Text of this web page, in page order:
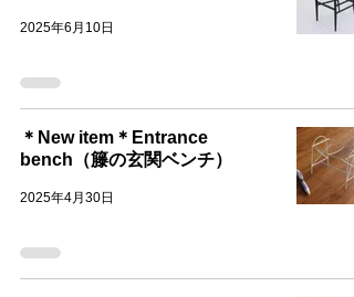
2025年6月10日
＊New item＊Entrance
bench（籐の玄関ベンチ）
2025年4月30日